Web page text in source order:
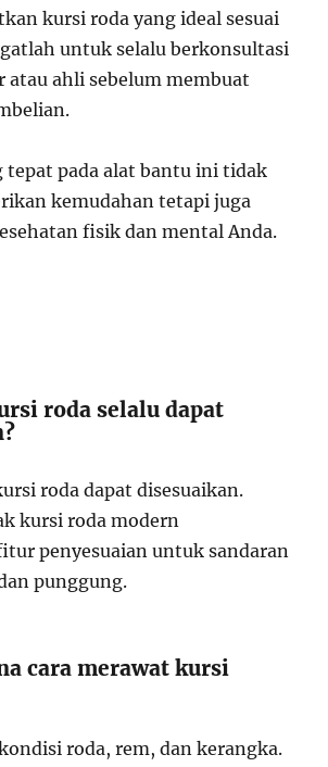
kursi roda yang ideal sesuai
untuk selalu berkonsultasi
atau ahli sebelum membuat
tepat pada alat bantu ini tidak
kemudahan tetapi juga
fisik dan mental Anda.
roda selalu dapat
roda dapat disesuaikan.
kursi roda modern
penyesuaian untuk sandaran
punggung.
cara merawat kursi
roda, rem, dan kerangka.